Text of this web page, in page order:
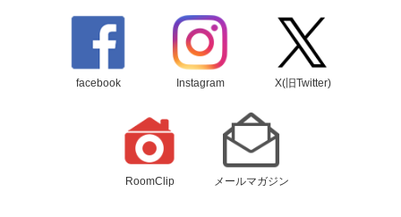
facebook Instagram X(旧Twitter)
RoomClip メールマガジン